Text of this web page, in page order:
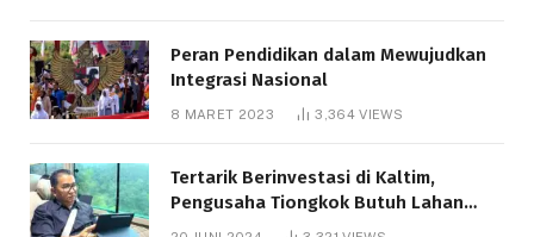
Peran Pendidikan dalam Mewujudkan
Integrasi Nasional
8 MARET 2023 3,364VIEWS
Tertarik Berinvestasi di Kaltim,
Pengusaha Tiongkok Butuh Lahan
1.000 Hektare